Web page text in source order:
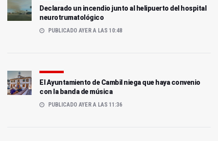
Declarado un incendio junto al helipuerto del hospital
neurotrumatológico
PUBLICADO AYER A LAS 10:48
El Ayuntamiento de Cambil niega que haya convenio
con la banda de música
PUBLICADO AYER A LAS 11:36